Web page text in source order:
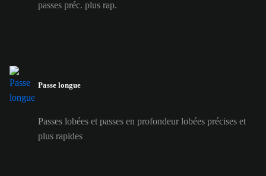
passes préc. plus rap.
Passe longue
Passes lobées et passes en profondeur lobées précises et
plus rapides